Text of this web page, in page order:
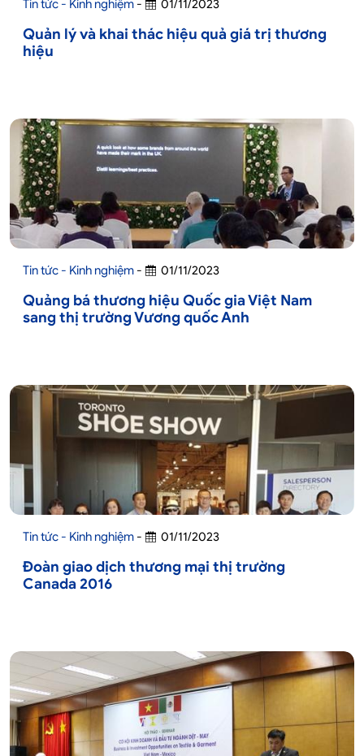
Tin tức - Kinh nghiệm - 01/11/2023
Quản lý và khai thác hiệu quả giá trị thương
hiệu
Tin tức - Kinh nghiệm - 01/11/2023
Quảng bá thương hiệu Quốc gia Việt Nam
sang thị trường Vương quốc Anh
Tin tức - Kinh nghiệm - 01/11/2023
Đoàn giao dịch thương mại thị trường
Canada 2016